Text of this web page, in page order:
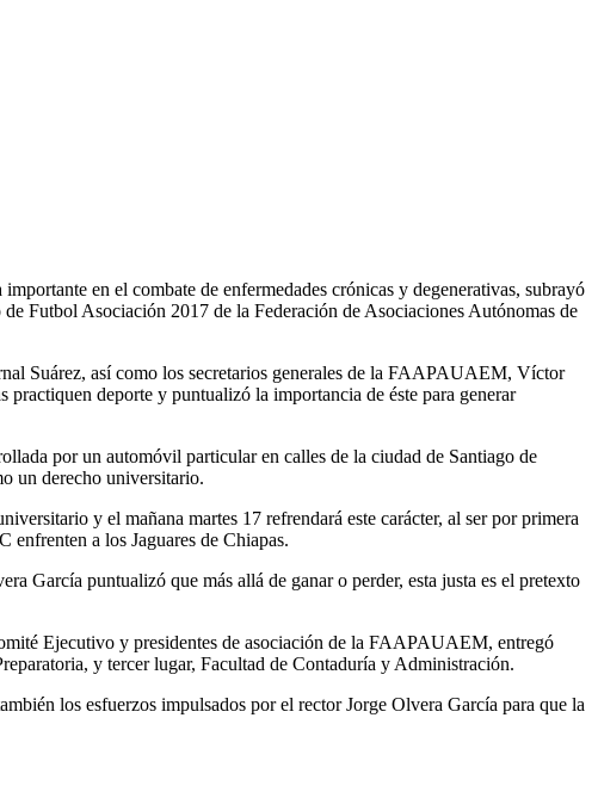
en el combate de enfermedades crónicas y degenerativas, subrayó
Futbol Asociación 2017 de la Federación de Asociaciones Autónomas de
Suárez, así como los secretarios generales de la FAAPAUAEM, Víctor
deporte y puntualizó la importancia de éste para generar
por un automóvil particular en calles de la ciudad de Santiago de
un derecho universitario.
y el mañana martes 17 refrendará este carácter, al ser por primera
a los Jaguares de Chiapas.
García puntualizó que más allá de ganar o perder, esta justa es el pretexto
Ejecutivo y presidentes de asociación de la FAAPAUAEM, entregó
y tercer lugar, Facultad de Contaduría y Administración.
los esfuerzos impulsados por el rector Jorge Olvera García para que la